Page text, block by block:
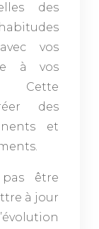
des
vos
à vos
Cette
des
et
être
à jour